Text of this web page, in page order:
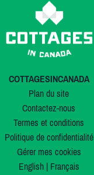
COTTAGESINCANADA
Plan du site
Contactez-nous
Termes et conditions
Politique de confidentialité
Gérer mes cookies
English| Français